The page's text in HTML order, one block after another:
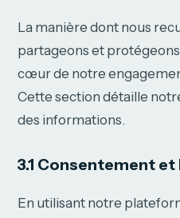
La manière dont nous
partageons et
cœur de notre
Cette section détaille
des informations.
3.1 Consentement
En utilisant notre